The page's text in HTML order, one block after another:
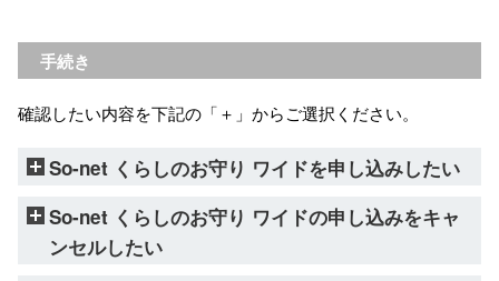
手続き
確認したい内容を下記の「＋」からご選択ください。
So-net くらしのお守り ワイドを申し込みしたい
So-net くらしのお守り ワイドの申し込みをキャ
ンセルしたい